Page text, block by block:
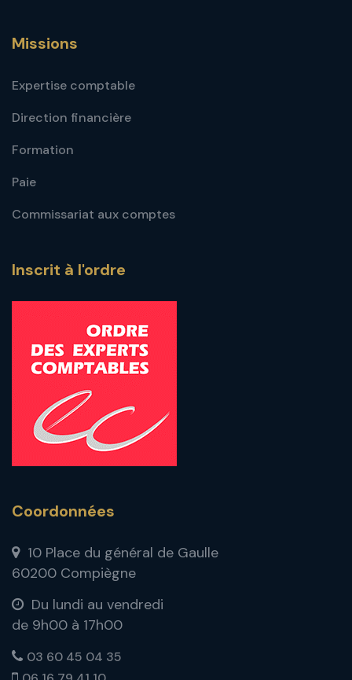
Missions
Expertise comptable
Direction financière
Formation
Paie
Commissariat aux comptes
Inscrit à l'ordre
Coordonnées
10 Place du général de Gaulle
60200 Compiègne
Du lundi au vendredi
de 9h00 à 17h00
03 60 45 04 35